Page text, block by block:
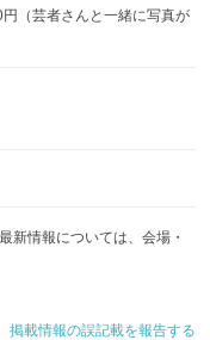
（芸者さんと一緒に写真が
新情報については、会場・
掲載情報の誤記載を報告する